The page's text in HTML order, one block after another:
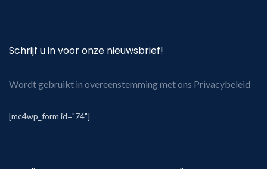
Schrijf u in voor onze nieuwsbrief!
Wordt gebruikt in overeenstemming met ons Privacybeleid
[mc4wp_form id="74"]